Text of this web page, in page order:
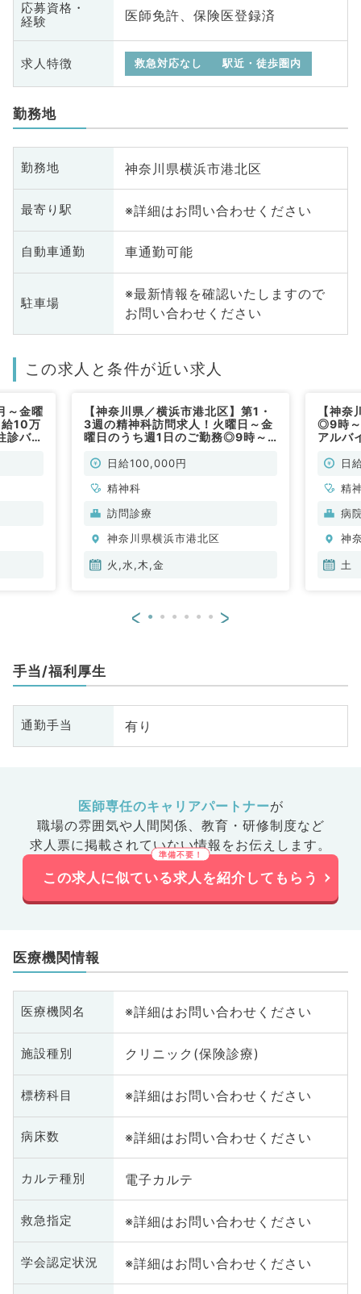
応募資格・
経験
医師免許、保険医登録済
求人特徴 救急対応なし 駅近・徒歩圏内
勤務地
勤務地 神奈川県横浜市港北区
最寄り駅 ※詳細はお問い合わせください
自動車通勤 車通勤可能
駐車場
※最新情報を確認いたしますので
お問い合わせください
この求人と条件が近い求人
～金曜
10万
診バイ
【神奈川県／横浜市港北区】第1・
3週の精神科訪問求人！火曜日～金
曜日のうち週1日のご勤務◎9時～
診療となります！（精神科／非常
日給100,000円
精神科
訪問診療
神奈川県横浜市港北区
火,水,木,金
【神
◎9時～
アルバ
非常勤
日
精
病
神
土
< >
手当/福利厚生
通勤手当 有り
医師専任のキャリアパートナーが
職場の雰囲気や人間関係、 教育・研修制度など
求人票に掲載されていない情報をお伝えします。
この求人に似ている求人を紹介してもらう
医療機関情報
医療機関名 ※詳細はお問い合わせください
施設種別 クリニック(保険診療)
標榜科目 ※詳細はお問い合わせください
病床数 ※詳細はお問い合わせください
カルテ種別 電子カルテ
救急指定 ※詳細はお問い合わせください
学会認定状況 ※詳細はお問い合わせください